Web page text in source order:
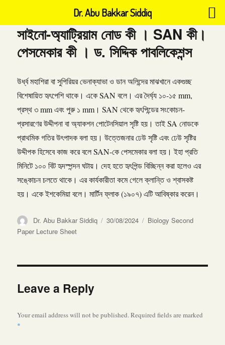
সাইনো-অ্যাট্রিয়াম নোড কী । SAN কী।
পেসমেকার কী । ড. সিদ্দিক পাবলিকেশন্স
উর্ধ্ব মহাশিরা বা সুপিরিয়র ভেনাক্যাভা ও ডান অলিন্দের মাঝখানে একগুচ্ছ
বিশেষায়িত হৃৎপেশি থাকে। একে SAN বলে। এর দৈর্ঘ্য ১০-১৫ mm,
প্রস্থ ৩ mm এবং পুরু ১ mm। SAN থেকে হৃৎপিন্ডের সংকোচন-
প্রসারণের উদ্দীপনা বা অ্যাকশন পোটেনসিয়াল সৃষ্টি হয়। তাই SA নোডকে
প্রাথমিক গতির উৎপাদক বলা হয়। উত্তেজনার ঢেউ সৃষ্টি এবং ঢেউ সৃষ্টির
উদ্দীপক হিসেবে কাজ করে বলে SAN-কে পেসমেকার বলা হয়। ইহা প্রতি
মিনিটে ১০০ বিট হৃদস্পন্দন ঘটায়। দেহ হতে হৃৎপিন্ড বিচ্ছিন্ন করা হলেও এর
সঙ্কোচন চলতে থাকে। এর কার্যকারীতা কমে গেলে ক্লান্তি ও শ্বাসকষ্ট
হয়। একে ইশকেমিয়া বলে। মার্টিন ফ্লাক (১৯০৭) এটি আবিষ্কার করেন।
Author
Dr. Abu Bakkar Siddiq
Posted
30/08/2024 Categories
Biology Second
Paper Lecture Sheet
Leave a Reply
Your email address will not be published.Required fields are marked
*
Dr. Abu Bakkar Siddiq